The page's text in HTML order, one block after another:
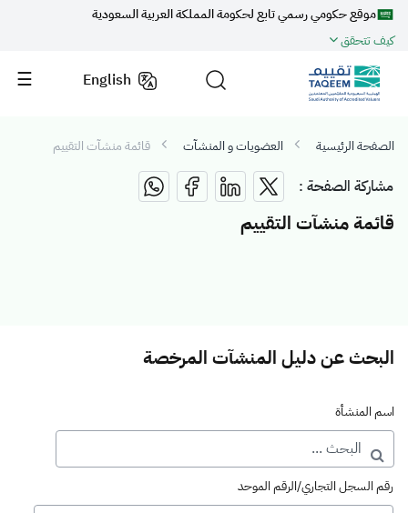
موقع حكومي رسمي تابع لحكومة المملكة العربية السعودية
كيف تتحقق
English
الصفحة الرئيسية العضويات و المنشآت قائمة منشآت التقييم
مشاركة الصفحة :
قائمة منشآت التقييم
البحث عن دليل المنشآت المرخصة
اسم المنشأة
رقم السجل التجاري/الرقم الموحد